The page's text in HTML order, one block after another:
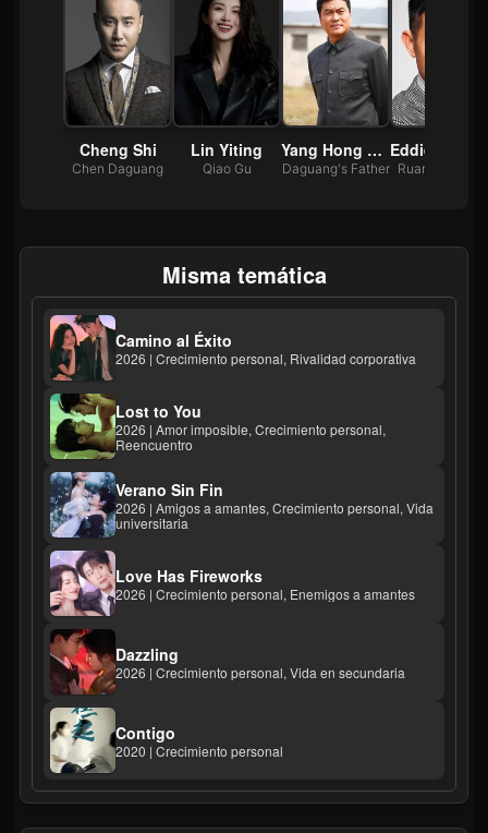
Cheng Shi
Chen Daguang
Lin Yiting
Qiao Gu
Yang Hong Wu
Daguang's Father Ruan
Misma temática
Camino al Éxito
2026 | Crecimiento personal, Rivalidad corporativa
Lost to You
2026 | Amor imposible, Crecimiento personal,
Reencuentro
Verano Sin Fin
2026 | Amigos a amantes, Crecimiento personal, Vida
universitaria
Love Has Fireworks
2026 | Crecimiento personal, Enemigos a amantes
Dazzling
2026 | Crecimiento personal, Vida en secundaria
Contigo
2020 | Crecimiento personal